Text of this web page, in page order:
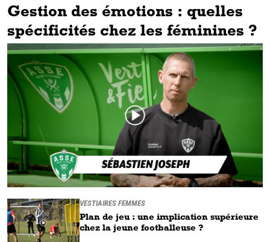
Gestion des émotions : quelles
spécificités chez les féminines ?
VESTIAIRES FEMMES
Plan de jeu : une implication supérieure
chez la jeune footballeuse ?